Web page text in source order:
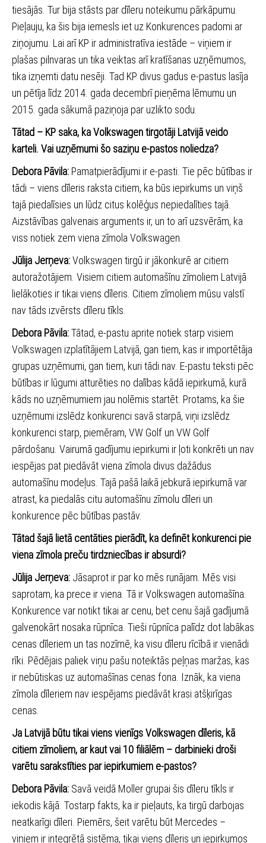
tiesājās. Tur bija stāsts par dīleru noteikumu pārkāpumu.
Pieļauju, ka šis bija iemesls iet uz Konkurences padomi ar
ziņojumu. Lai arī KP ir administratīva iestāde – viņiem ir
plašas pilnvaras un tika veiktas arī kratīšanas uzņēmumos,
tika izņemti datu nesēji. Tad KP divus gadus e-pastus lasīja
un pētīja līdz 2014. gada decembrī pieņēma lēmumu un
2015. gada sākumā paziņoja par uzlikto sodu.
Tātad – KP saka, ka Volkswagen tirgotāji Latvijā veido
karteli. Vai uzņēmumi šo saziņu e-pastos noliedza?
Debora Pāvila: Pamatpierādījumi ir e-pasti. Tie pēc būtības ir
tādi – viens dīleris raksta citiem, ka būs iepirkums un viņš
tajā piedalīsies un lūdz citus kolēģus nepiedalīties tajā.
Aizstāvības galvenais arguments ir, un to arī uzsvērām, ka
viss notiek zem viena zīmola Volkswagen.
Jūlija Jerņeva:Volkswagen tirgū ir jākonkurē ar citiem
autoražotājiem. Visiem citiem automašīnu zīmoliem Latvijā
lielākoties ir tikai viens dīleris. Citiem zīmoliem mūsu valstī
nav tāds izvērsts dīleru tīkls.
Debora Pāvila:Tātad, e-pastu aprite notiek starp visiem
Volkswagen izplatītājiem Latvijā, gan tiem, kas ir importētāja
grupas uzņēmumi, gan tiem, kuri tādi nav. E-pastu teksti pēc
būtības ir lūgumi atturēties no dalības kādā iepirkumā, kurā
kāds no uzņēmumiem jau nolēmis startēt. Protams, ka šie
uzņēmumi izslēdz konkurenci savā starpā, viņi izslēdz
konkurenci starp, piemēram, VW Golf un VW Golf
pārdošanu. Vairumā gadījumu iepirkumi ir ļoti konkrēti un nav
iespējas pat piedāvāt viena zīmola divus dažādus
automašīnu modeļus. Tajā pašā laikā jebkurā iepirkumā var
atrast, ka piedalās citu automašīnu zīmolu dīleri un
konkurence pēc būtības pastāv.
Tātad šajā lietā centāties pierādīt, ka definēt konkurenci pie
viena zīmola preču tirdzniecības ir absurdi?
Jūlija Jerņeva: Jāsaprot ir par ko mēs runājam. Mēs visi
saprotam, ka prece ir viena. Tā ir Volkswagen automašīna.
Konkurence var notikt tikai ar cenu, bet cenu šajā gadījumā
galvenokārt nosaka rūpnīca. Tieši rūpnīca palīdz dot labākas
cenas dīleriem un tas nozīmē, ka visu dīleru rīcībā ir vienādi
rīki. Pēdējais paliek viņu pašu noteiktās peļņas maržas, kas
ir nebūtiskas uz automašīnas cenas fona. Iznāk, ka viena
zīmola dīleriem nav iespējams piedāvāt krasi atšķirīgas
cenas.
Ja Latvijā būtu tikai viens vienīgs Volkswagen dīleris, kā
citiem zīmoliem, ar kaut vai 10 filiālēm – darbinieki droši
varētu sarakstīties par iepirkumiem e-pastos?
Debora Pāvila: Savā veidā Moller grupai šis dīleru tīkls ir
iekodis kājā. Tostarp fakts, ka ir pieļauts, ka tirgū darbojas
neatkarīgi dīleri. Piemērs, šeit varētu būt Mercedes –
viņiem ir integrētā sistēma, tikai viens dīleris un iepirkumos